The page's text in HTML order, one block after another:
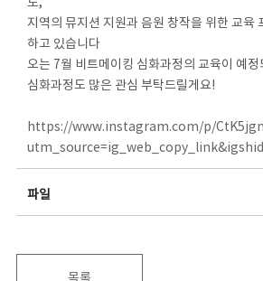
지역의 뮤지션 지원과 음원 창작을 위한 교육
하고 있습니다
오는 7월 비트메이킹 심화과정의 교육이 예정
심화과정도 많은 관심 부탁드릴게요!
https://www.instagram.com/p/
파일